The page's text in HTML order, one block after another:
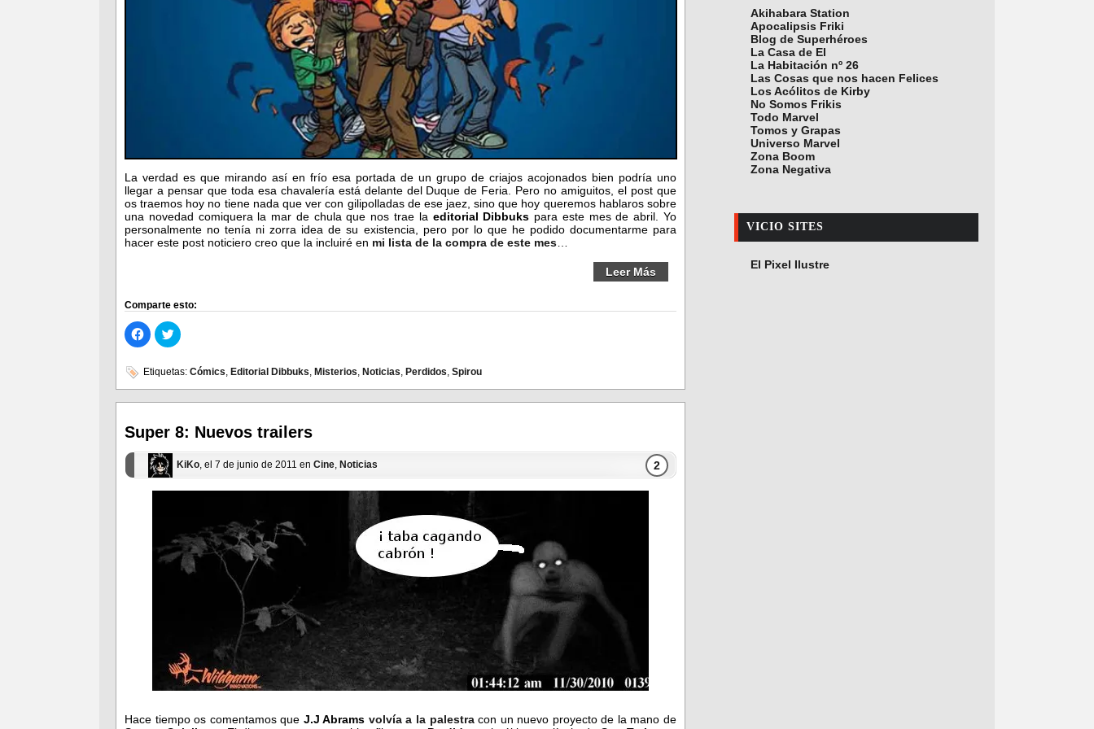
La verdad es que mirando así en frío esa portada de un grupo de criajos acojonados bien podría uno
llegar a pensar que toda esa chavalería está delante del Duque de Feria. Pero no amiguitos, el post que
os traemos hoy no tiene nada que ver con gilipolladas de ese jaez, sino que hoy queremos hablaros sobre
una novedad comiquera la mar de chula que nos trae la editorial Dibbuks para este mes de abril. Yo
personalmente no tenía ni zorra idea de su existencia, pero por lo que he podido documentarme para
hacer este post noticiero creo que la incluiré en mi lista de la compra de este mes
Leer Más
Comparte esto:
Haz
clic
para
en
Facebook
(Se
abre
ventana
nueva)
Haz
clic
en
(Se
abre
ventana
nueva)
Etiquetas: Cómics Editorial Dibbuks Misterios Noticias Perdidos Spirou
Super 8: Nuevos trailers
KiKo, el 7 de junio de 2011 en Cine, Noticias 2
Hace tiempo os comentamos que J.J Abrams volvía a la palestracon un nuevo proyecto de la mano de
Akihabara Station
Apocalipsis Friki
Blog de Superhéroes
La Casa de El
La Habitación nº 26
Las Cosas que nos hacen Felices
Los Acólitos de Kirby
No Somos Frikis
Todo Marvel
Tomos y Grapas
Universo Marvel
Zona Boom
Zona Negativa
VICIO SITES
El Pixel Ilustre